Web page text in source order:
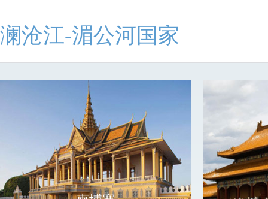
澜沧江-湄公河国家